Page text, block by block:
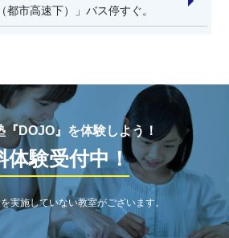
市高速下）」バス停すぐ。
『DOJO』を体験しよう！
体験受付中！
実施していない教室がございます。